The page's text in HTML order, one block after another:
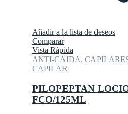
Añadir a la lista de deseos
Comparar
Vista Rápida
ANTI-CAIDA,
CAPILAR
PILOPEPTAN
FCO/125ML